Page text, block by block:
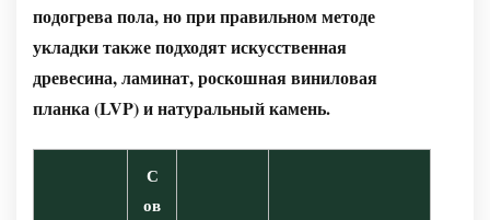
подогрева пола, но при правильном методе
укладки также подходят искусственная
древесина, ламинат, роскошная виниловая
планка (LVP) и натуральный камень.
С
ов